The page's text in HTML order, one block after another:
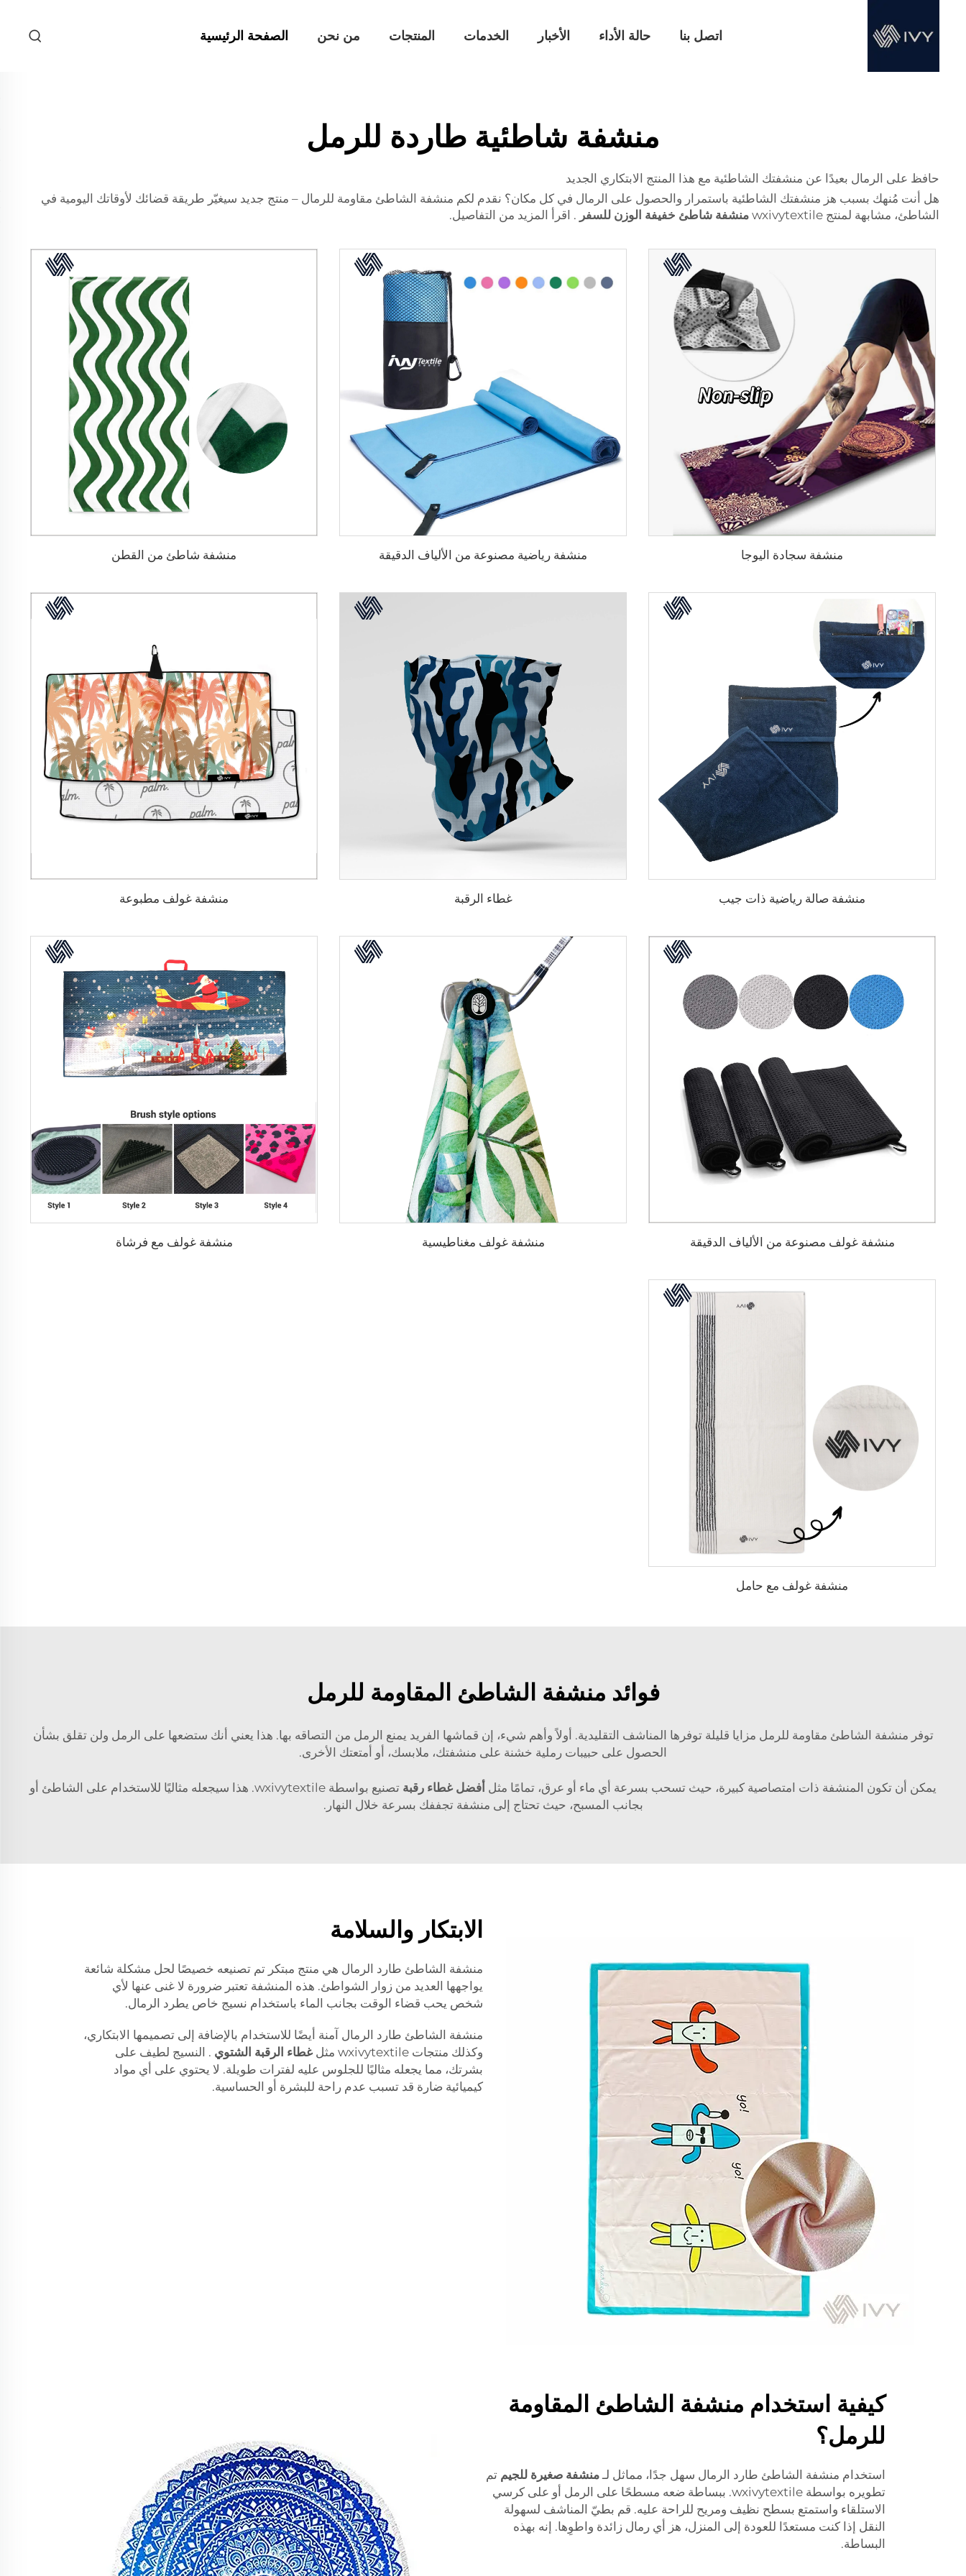
الصفحة الرئيسية من نحن المنتجات الخدمات الأخبار حالة الأداء اتصل بنا
منشفة شاطئية طاردة للرمل
حافظ على الرمال بعيدًا عن منشفتك الشاطئية مع هذا المنتج الابتكاري الجديد
هل أنت مُنهك بسبب هز منشفتك الشاطئية باستمرار والحصول على الرمال في كل مكان؟ نقدم لكم منشفة الشاطئ مقاومة للرمال – منتج جديد سيغيّر طريقة قضائك لأوقاتك اليومية في
الشاطئ، مشابهة لمنتج wxivytextile
منشفة شاطئ خفيفة الوزن للسفر . اقرأ المزيد من التفاصيل.
منشفة سجادة اليوجا منشفة رياضية مصنوعة من الألياف الدقيقة منشفة شاطئ من القطن
منشفة صالة رياضية ذات جيب غطاء الرقبة منشفة غولف مطبوعة
منشفة غولف مصنوعة من الألياف الدقيقة منشفة غولف مغناطيسية منشفة غولف مع فرشاة
منشفة غولف مع حامل
فوائد منشفة الشاطئ المقاومة للرمل
توفر منشفة الشاطئ مقاومة للرمل مزايا قليلة توفرها المناشف التقليدية. أولاً وأهم شيء، إن قماشها الفريد يمنع الرمل من التصاقه بها. هذا يعني أنك ستضعها على الرمل ولن تقلق بشأن
الحصول على حبيبات رملية خشنة على منشفتك، ملابسك، أو أمتعتك الأخرى.
يمكن أن تكون المنشفة ذات امتصاصية كبيرة، حيث تسحب بسرعة أي ماء أو عرق، تمامًا مثل أفضل غطاء رقبة
تصنيع بواسطة wxivytextile. هذا سيجعله مثاليًا للاستخدام على الشاطئ أو
بجانب المسبح، حيث تحتاج إلى منشفة تجففك بسرعة خلال النهار.
الابتكار والسلامة
منشفة الشاطئ طارد الرمال هي منتج مبتكر تم تصنيعه خصيصًا لحل مشكلة شائعة
يواجهها العديد من زوار الشواطئ. هذه المنشفة تعتبر ضرورة لا غنى عنها لأي
شخص يحب قضاء الوقت بجانب الماء باستخدام نسيج خاص يطرد الرمال.
منشفة الشاطئ طارد الرمال آمنة أيضًا للاستخدام بالإضافة إلى تصميمها الابتكاري،
وكذلك منتجات wxivytextile مثل
غطاء الرقبة الشتوي . النسيج لطيف على
بشرتك، مما يجعله مثاليًا للجلوس عليه لفترات طويلة. لا يحتوي على أي مواد
كيميائية ضارة قد تسبب عدم راحة للبشرة أو الحساسية.
كيفية استخدام منشفة الشاطئ المقاومة
للرمل؟
استخدام منشفة الشاطئ طارد الرمال سهل جدًا، مماثل لـمنشفة صغيرة للجيم تم
تطويره بواسطة wxivytextile. ببساطة ضعه مسطحًا على الرمل أو على كرسي
الاستلقاء واستمتع بسطح نظيف ومريح للراحة عليه. قم بطيّ المناشف لسهولة
النقل إذا كنت مستعدًا للعودة إلى المنزل، هز أي رمال زائدة واطوِها. إنه بهذه
البساطة.